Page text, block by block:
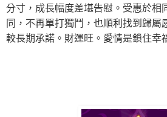
分寸，成長幅度差堪告慰。受惠於相
同，不再單打獨鬥，也順利找到歸屬
較長期承諾。財運旺。 愛情是鎖住幸